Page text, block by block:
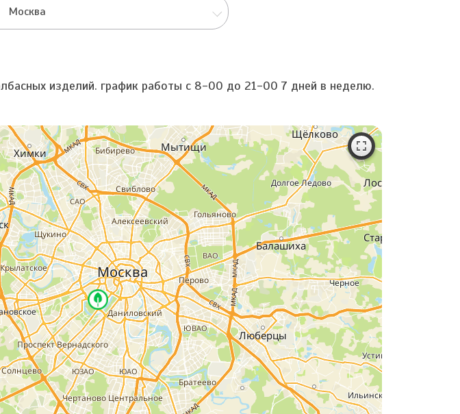
Москва
изделий. график работы с 8-00 до 21-00 7 дней в неделю.